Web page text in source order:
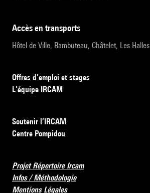
accès en transports
Hôtel de Ville, Rambuteau, Châtelet, Les Halles
Offres d’emploi et stages
L’équipe IRCAM
Soutenir l’IRCAM
Centre Pompidou
Projet Répertoire Ircam
Infos / Méthodologie
Mentions Légales